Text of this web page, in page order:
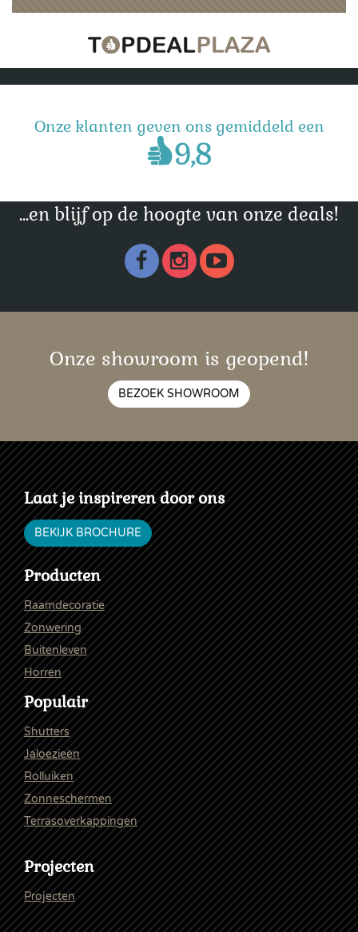
Onze klanten geven ons gemiddeld een
...en blijf op de hoogte van onze deals!
Onze showroom is geopend!
BEZOEK SHOWROOM
Laat je inspireren door ons
BEKIJK BROCHURE
Producten
Raamdecoratie
Zonwering
Buitenleven
Horren
Populair
Shutters
Jaloezieën
Rolluiken
Zonneschermen
Terrasoverkappingen
Projecten
Projecten